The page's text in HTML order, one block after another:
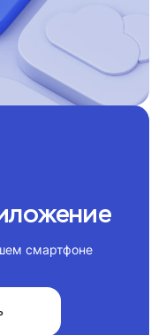
смартфоне